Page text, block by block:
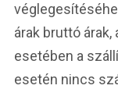
árak bruttó árak,
esetében a
esetén nincs